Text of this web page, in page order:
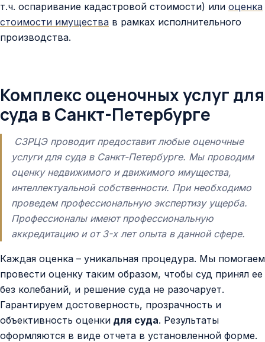
т.ч. оспаривание кадастровой стоимости) или оценка
стоимости имущества в рамках исполнительного
производства.
Комплекс оценочных услуг для
суда в Санкт-Петербурге
СЗРЦЭ проводит предоставит любые оценочные
услуги для суда в Санкт-Петербурге. Мы проводим
оценку недвижимого и движимого имущества,
интеллектуальной собственности. При необходимо
проведем профессиональную экспертизу ущерба.
Профессионалы имеют профессиональную
аккредитацию и от 3-х лет опыта в данной сфере.
Каждая оценка – уникальная процедура. Мы помогаем
провести оценку таким образом, чтобы суд принял ее
без колебаний, и решение суда не разочарует.
Гарантируем достоверность, прозрачность и
объективность оценки для суда. Результаты
оформляются в виде отчета в установленной форме.